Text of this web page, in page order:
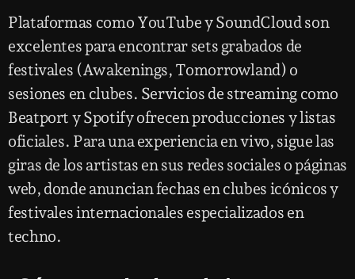
Plataformas como YouTube y SoundCloud son
excelentes para encontrar sets grabados de
festivales (Awakenings, Tomorrowland) o
sesiones en clubes. Servicios de streaming como
Beatport y Spotify ofrecen producciones y listas
oficiales. Para una experiencia en vivo, sigue las
giras de los artistas en sus redes sociales o páginas
web, donde anuncian fechas en clubes icónicos y
festivales internacionales especializados en
techno.